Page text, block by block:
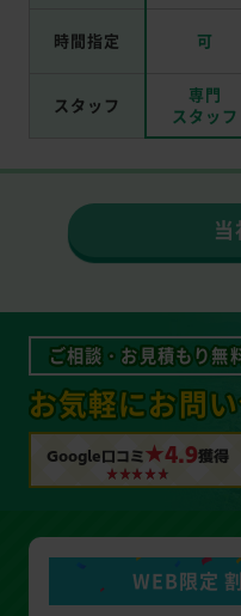
時間指定 可
スタッフ
専門
スタッフ
ご相談・お見積もり無
お気軽にお問
Google口コミ ★4.9獲得
WEB限定